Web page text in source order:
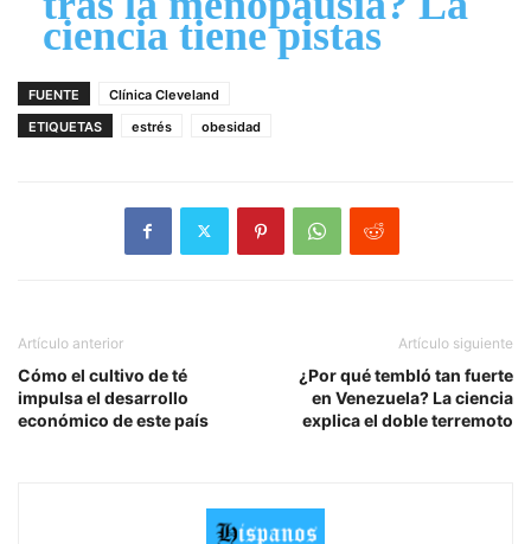
ciencia tiene pistas
FUENTE
Clínica Cleveland
ETIQUETAS
estrés obesidad
Artículo anterior
Cómo el cultivo de té
impulsa el desarrollo
económico de este país
Artículo siguiente
¿Por qué tembló tan fuerte
en Venezuela? La ciencia
explica el doble terremoto